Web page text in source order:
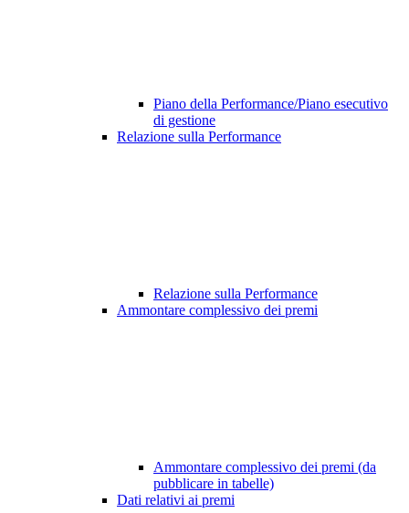
Piano della Performance/Piano esecutivo
di gestione
Relazione sulla Performance
Relazione sulla Performance
Ammontare complessivo dei premi
Ammontare complessivo dei premi (da
pubblicare in tabelle)
Dati relativi ai premi